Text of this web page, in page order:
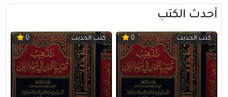
أحدث الكتب
كتب الحديث 0 كتب الحديث 0